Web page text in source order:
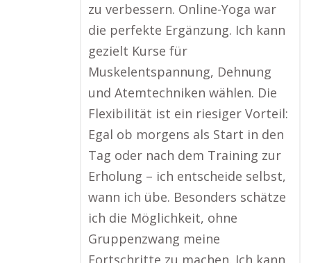
zu verbessern. Online-Yoga war
die perfekte Ergänzung. Ich kann
gezielt Kurse für
Muskelentspannung, Dehnung
und Atemtechniken wählen. Die
Flexibilität ist ein riesiger Vorteil:
Egal ob morgens als Start in den
Tag oder nach dem Training zur
Erholung – ich entscheide selbst,
wann ich übe. Besonders schätze
ich die Möglichkeit, ohne
Gruppenzwang meine
Fortschritte zu machen. Ich kann